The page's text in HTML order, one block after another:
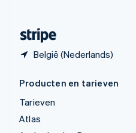
België (Nederlands)
Producten en tarieven
Tarieven
Atlas